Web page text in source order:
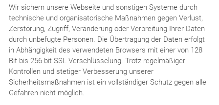
Wir sichern unsere Webseite und sonstigen Systeme durch
technische und organisatorische Maßnahmen gegen Verlust,
Zerstörung, Zugriff, Veränderung oder Verbreitung Ihrer Daten
durch unbefugte Personen. Die Übertragung der Daten erfolgt
in Abhängigkeit des verwendeten Browsers mit einer von 128
Bit bis 256 bit SSL-Verschlüsselung. Trotz regelmäßiger
Kontrollen und stetiger Verbesserung unserer
Sicherheitsmaßnahmen ist ein vollständiger Schutz gegen alle
Gefahren nicht möglich.